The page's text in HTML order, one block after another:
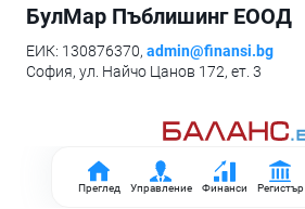
Преглед Управление Финанси Регистър
БулМар Пъблишинг ЕООД
ЕИК: 130876370, admin@finansi.bg
София, ул. Найчо Цанов 172, ет. 3